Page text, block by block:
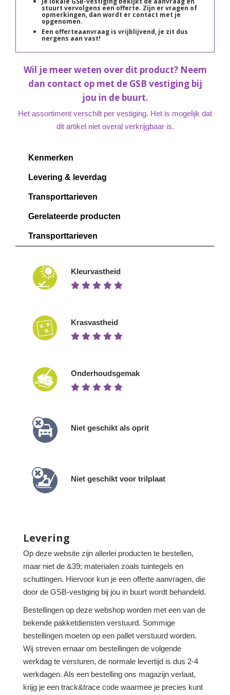
stuurt vervolgens een offerte. Zijn er vragen of
opmerkingen, dan wordt er contact met je
opgenomen.
Een offerteaanvraag is vrijblijvend, je zit dus
nergens aan vast!
Wil je meer weten over dit product? Neem
dan contact op met de GSB vestiging bij
jou in de buurt.
Het assortiment verschilt per vestiging. Het is mogelijk dat
dit artikel niet overal verkrijgbaar is.
Kenmerken
Levering & leverdag
Transporttarieven
Gerelateerde producten
Transporttarieven
Kleurvastheid
Krasvastheid
Onderhoudsgemak
Niet geschikt als oprit
Niet geschikt voor trilplaat
Levering
Op deze website zijn allerlei producten te bestellen,
maar niet de &39; materialen zoals tuintegels en
schuttingen. Hiervoor kun je een offerte aanvragen, die
door de GSB-vestiging bij jou in buurt wordt behandeld.
Bestellingen op deze webshop worden met een van de
bekende pakketdiensten verstuurd. Sommige
bestellingen moeten op een pallet verstuurd worden.
Wij streven ernaar om bestellingen de volgende
werkdag te versturen, de normale levertijd is dus 2-4
werkdagen. Als een bestelling ons magazijn verlaat,
krijg je een track&trace code waarmee je precies kunt